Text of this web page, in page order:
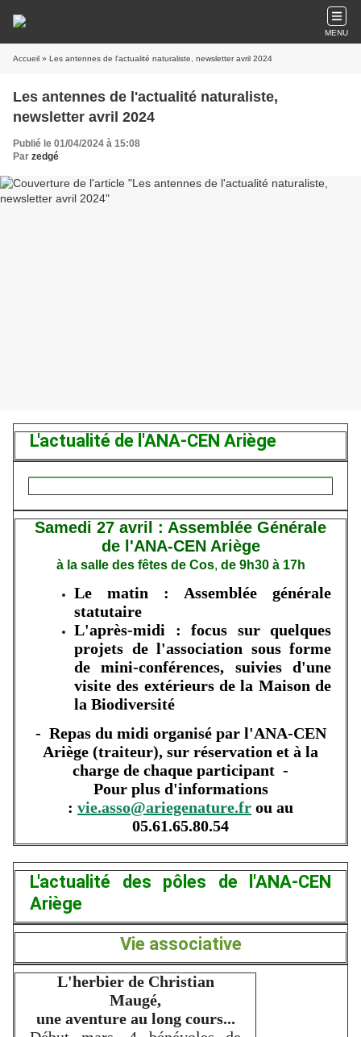
MENU
Accueil » Les antennes de l'actualité naturaliste, newsletter avril 2024
Les antennes de l'actualité naturaliste,
newsletter avril 2024
Publié le 01/04/2024 à 15:08
Par zedgé
L'actualité de l'ANA-CEN Ariège
Samedi 27 avril : Assemblée Générale
de l'ANA-CEN Ariège
à la salle des fêtes de Cos, de 9h30 à 17h
Le matin : Assemblée générale
statutaire
L'après-midi : focus sur quelques
projets de l'association sous forme
de mini-conférences, suivies d'une
visite des extérieurs de la Maison de
la Biodiversité
- Repas du midi organisé par l'ANA-CEN
Ariège (traiteur), sur réservation et à la
charge de chaque participant -
Pour plus d'informations
: vie.asso@ariegenature.fr ou au
05.61.65.80.54
L'actualité des pôles de l'ANA-CEN
Ariège
Vie associative
L'herbier de Christian
Maugé,
une aventure au long cours...